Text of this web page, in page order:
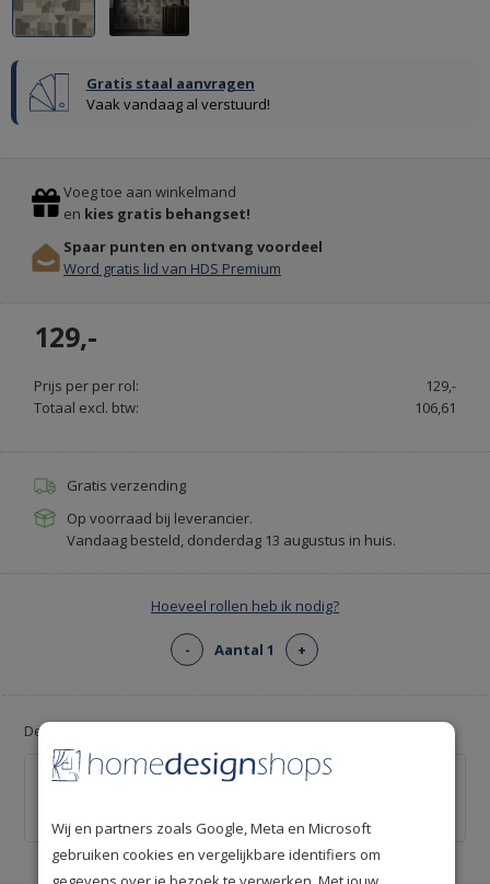
Gratis staal aanvragen
Vaak vandaag al verstuurd!
&
PLINTEN
ONLINE
BESTELLEN
-
DECORLIJST.NL
Previous
Stop
Voeg toe aan winkelmand
en kies gratis behangset!
Spaar punten en ontvang voordeel
Word gratis lid van HDS Premium
129,-
Prijs per per rol:
129,-
Totaal excl. btw:
106,61
Gratis verzending
Op voorraad bij leverancier.
Vandaag besteld, donderdag 13 augustus in huis.
Hoeveel rollen heb ik nodig?
- Aantal 1 +
Deal: Voeg gratis lijm toe!
Professionele behanglijm voor ca. 12 m² -
Wij en partners zoals Google, Meta en Microsoft
gebruiken cookies en vergelijkbare identifiers om